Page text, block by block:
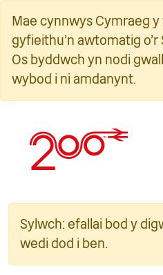
cynnwys
Mae cynnwys Cymraeg
gyfieithu'n awtomatig o'r
Os byddwch yn nodi
wybod i ni amdanynt.
Sylwch: efallai bod y
wedi dod i ben.